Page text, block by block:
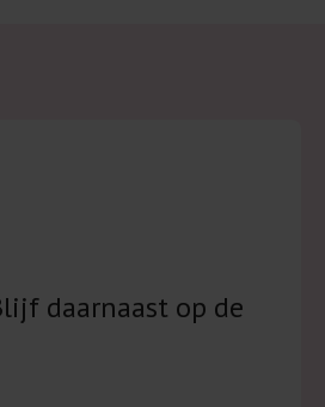
daarnaast op de